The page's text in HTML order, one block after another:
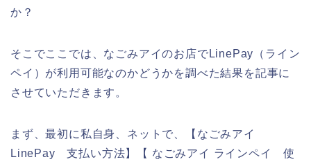
か？
そこでここでは、なごみアイのお店でLinePay（ライン
ペイ）が利用可能なのかどうかを調べた結果を記事に
させていただきます。
まず、最初に私自身、ネットで、【なごみアイ
LinePay 支払い方法】【 なごみアイ ラインペイ 使